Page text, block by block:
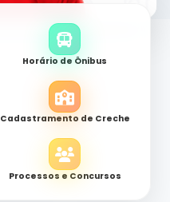
Horário de Ônibus
Cadastramento de Creche
Processos e Concursos